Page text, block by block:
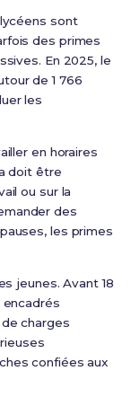
sont
des primes
En 2025, le
de 1 766
les
en horaires
doit être
ou sur la
des
les primes
jeunes. Avant 18
charges
confiées aux